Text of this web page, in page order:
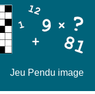
Jeu Pendu image